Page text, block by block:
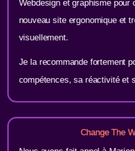
Webdesign et graphisme pour
nouveau site ergonomique et
visuellement.
Je la recommande fortement
compétences, sa réactivité et
Change The